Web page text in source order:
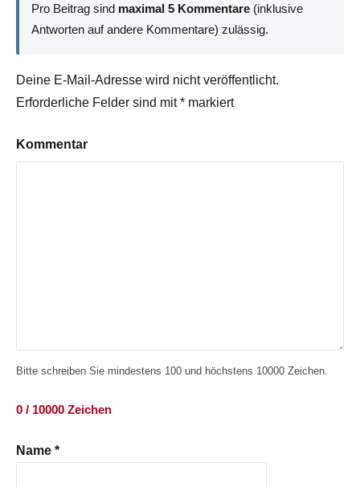
Pro Beitrag sind maximal 5 Kommentare (inklusive
Antworten auf andere Kommentare) zulässig.
Deine E-Mail-Adresse wird nicht veröffentlicht.
Erforderliche Felder sind mit* markiert
Kommentar
Bitte schreiben Sie mindestens 100 und höchstens 10000 Zeichen.
0 / 10000 Zeichen
Name *